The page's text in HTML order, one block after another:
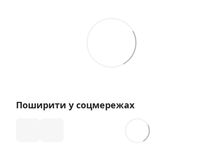
Поширити у соцмережах